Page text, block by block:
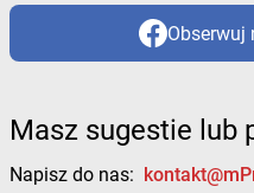
Obserwuj
Masz sugestie lub
Napisz do nas: